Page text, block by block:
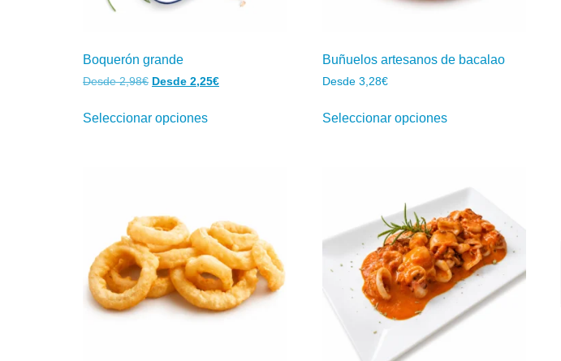
Boquerón grande
Desde2,98€ Desde 2,25€
Seleccionar opciones
Buñuelos artesanos de bacalao
Desde 3,28€
Seleccionar opciones